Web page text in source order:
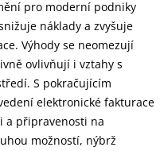
pro moderní podniky
náklady a zvyšuje
Výhody se neomezují
ovlivňují i vztahy s
S pokračujícím
elektronické fakturace
a připravenosti na
možností, nýbrž